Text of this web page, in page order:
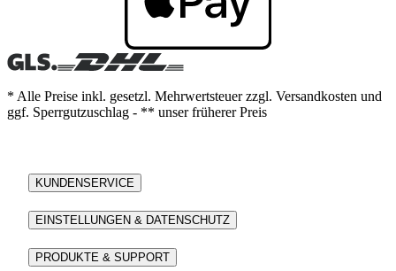
* Alle Preise inkl. gesetzl. Mehrwertsteuer zzgl. Versandkosten und
ggf. Sperrgutzuschlag - ** unser früherer Preis
KUNDENSERVICE
EINSTELLUNGEN & DATENSCHUTZ
PRODUKTE & SUPPORT